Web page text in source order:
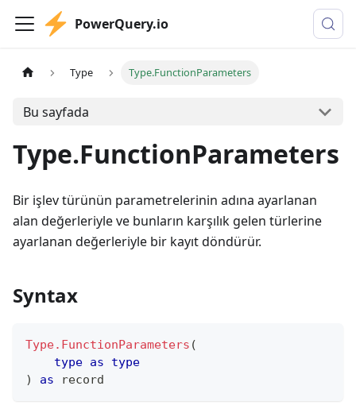
PowerQuery.io
Type Type.FunctionParameters
Bu sayfada
Type.FunctionParameters
Bir işlev türünün parametrelerinin adına ayarlanan
alan değerleriyle ve bunların karşılık gelen türlerine
ayarlanan değerleriyle bir kayıt döndürür.
Syntax
Type.FunctionParameters (
type as
type
)
as record